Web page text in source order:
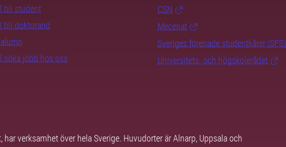
bli student
bli doktorand
söka jobb hos oss
CSN
Mecenat
Sveriges förenade studentkårer (SFS)
Universitets- och högskolerådet
har verksamhet över hela Sverige. Huvudorter är Alnarp, Uppsala och